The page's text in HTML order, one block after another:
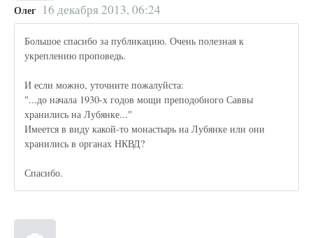
Олег 16 декабря 2013, 06:24
Большое спасибо за публикацию. Очень полезная к
укреплению проповедь.
И если можно, уточните пожалуйста:
"...до начала 1930-х годов мощи преподобного Саввы
хранились на Лубянке..."
Имеется в виду какой-то монастырь на Лубянке или они
хранились в органах НКВД?
Спасибо.